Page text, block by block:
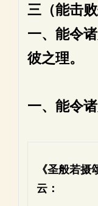
三（能击
一、能令
彼之理。
一、能令
《圣般若摄
云：